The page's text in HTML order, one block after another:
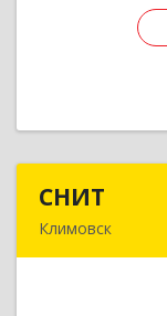
СНИТ
Климовск